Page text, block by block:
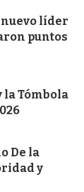
nuevo líder
puntos
la Tómbola
De la
y